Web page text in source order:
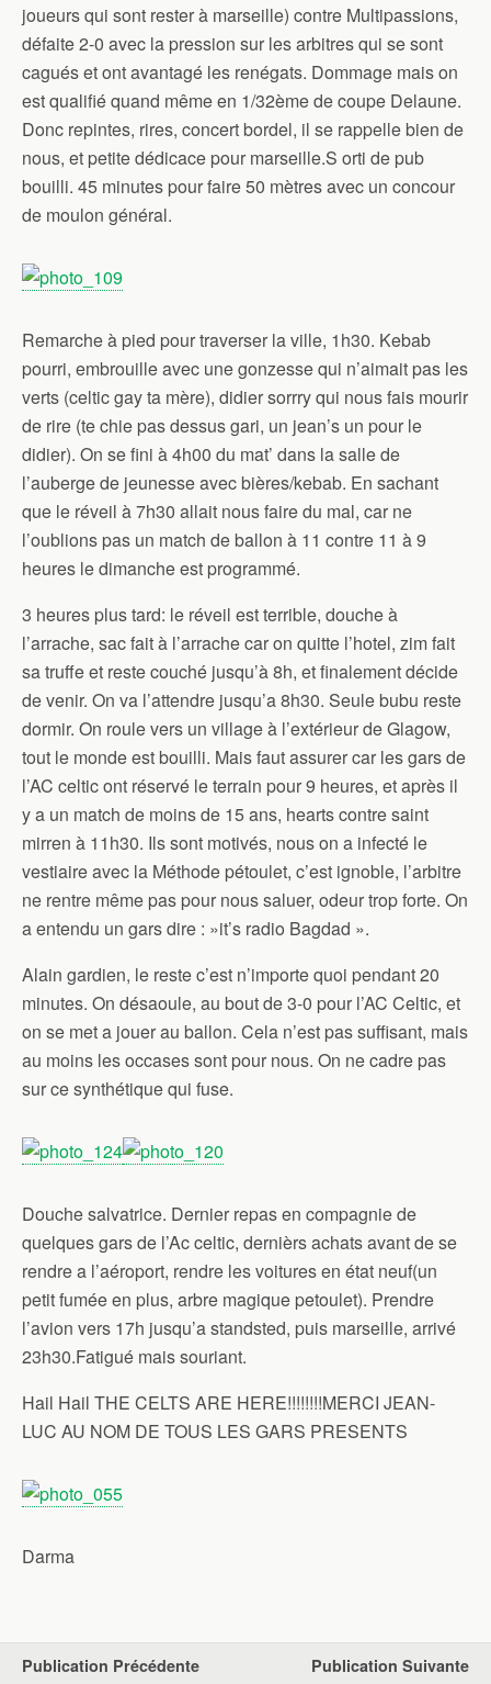
joueurs qui sont rester à marseille) contre Multipassions,
défaite 2-0 avec la pression sur les arbitres qui se sont
cagués et ont avantagé les renégats. Dommage mais on
est qualifié quand même en 1/32ème de coupe Delaune.
Donc repintes, rires, concert bordel, il se rappelle bien de
nous, et petite dédicace pour marseille.S orti de pub
bouilli. 45 minutes pour faire 50 mètres avec un concour
de moulon général.
Remarche à pied pour traverser la ville, 1h30. Kebab
pourri, embrouille avec une gonzesse qui n’aimait pas les
verts (celtic gay ta mère), didier sorrry qui nous fais mourir
de rire (te chie pas dessus gari, un jean’s un pour le
didier). On se fini à 4h00 du mat’ dans la salle de
l’auberge de jeunesse avec bières/kebab. En sachant
que le réveil à 7h30 allait nous faire du mal, car ne
l’oublions pas un match de ballon à 11 contre 11 à 9
heures le dimanche est programmé.
3 heures plus tard: le réveil est terrible, douche à
l’arrache, sac fait à l’arrache car on quitte l’hotel, zim fait
sa truffe et reste couché jusqu’à 8h, et finalement décide
de venir. On va l’attendre jusqu’a 8h30. Seule bubu reste
dormir. On roule vers un village à l’extérieur de Glagow,
tout le monde est bouilli. Mais faut assurer car les gars de
l’AC celtic ont réservé le terrain pour 9 heures, et après il
y a un match de moins de 15 ans, hearts contre saint
mirren à 11h30. Ils sont motivés, nous on a infecté le
vestiaire avec la Méthode pétoulet, c’est ignoble, l’arbitre
ne rentre même pas pour nous saluer, odeur trop forte. On
a entendu un gars dire : »it’s radio Bagdad ».
Alain gardien, le reste c’est n’importe quoi pendant 20
minutes. On désaoule, au bout de 3-0 pour l’AC Celtic, et
on se met a jouer au ballon. Cela n’est pas suffisant, mais
au moins les occases sont pour nous. On ne cadre pas
sur ce synthétique qui fuse.
Douche salvatrice. Dernier repas en compagnie de
quelques gars de l’Ac celtic, dernièrs achats avant de se
rendre a l’aéroport, rendre les voitures en état neuf(un
petit fumée en plus, arbre magique petoulet). Prendre
l’avion vers 17h jusqu’a standsted, puis marseille, arrivé
23h30.Fatigué mais souriant.
Hail Hail THE CELTS ARE HERE!!!!!!!!MERCI JEAN-
LUC AU NOM DE TOUS LES GARS PRESENTS
Darma
Publication Précédente Publication Suivante